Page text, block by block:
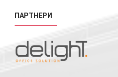
ПАРТНЕРИ